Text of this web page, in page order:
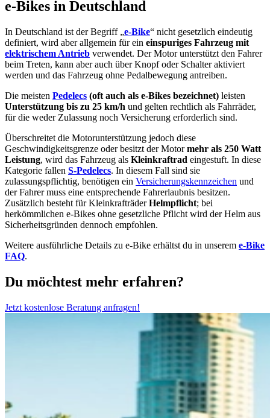
e-Bikes in Deutschland
In Deutschland ist der Begriff „e-Bike“ nicht gesetzlich eindeutig
definiert, wird aber allgemein für ein einspuriges Fahrzeug mit
elektrischem Antrieb verwendet. Der Motor unterstützt den Fahrer
beim Treten, kann aber auch über Knopf oder Schalter aktiviert
werden und das Fahrzeug ohne Pedalbewegung antreiben.
Die meisten Pedelecs (oft auch als e-Bikes bezeichnet) leisten
Unterstützung bis zu 25 km/h und gelten rechtlich als Fahrräder,
für die weder Zulassung noch Versicherung erforderlich sind.
Überschreitet die Motorunterstützung jedoch diese
Geschwindigkeitsgrenze oder besitzt der Motormehr als 250 Watt
Leistung, wird das Fahrzeug als Kleinkraftrad eingestuft. In diese
Kategorie fallen S-Pedelecs. In diesem Fall sind sie
zulassungspflichtig, benötigen ein Versicherungskennzeichen und
der Fahrer muss eine entsprechende Fahrerlaubnis besitzen.
Zusätzlich besteht für KleinkrafträderHelmpflicht; bei
herkömmlichen e-Bikes ohne gesetzliche Pflicht wird der Helm aus
Sicherheitsgründen dennoch empfohlen.
Weitere ausführliche Details zu e-Bike erhältst du in unserem e-Bike
FAQ.
Du möchtest mehr erfahren?
Jetzt kostenlose Beratung anfragen!